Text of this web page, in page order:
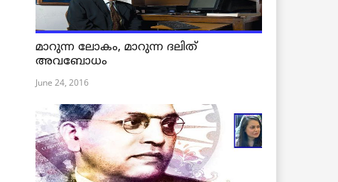
മാറുന്ന ലോകം, മാറുന്ന ദലിത്
അവബോധം
June 24, 2016